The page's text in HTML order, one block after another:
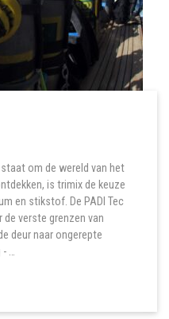
om de wereld van het
is trimix de keuze
en stikstof. De PADI Tec
de verste grenzen van
deur naar ongerepte
…